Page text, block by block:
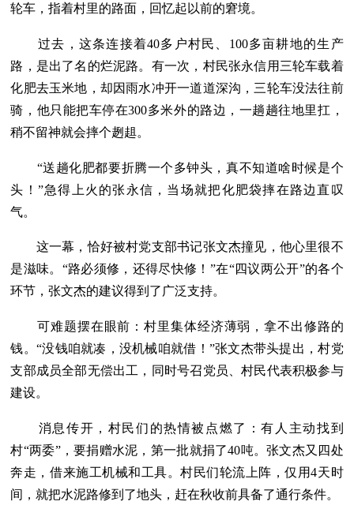
轮车，指着村里的路面，回忆起以前的窘境。
过去，这条连接着40多户村民、100多亩耕地的生产
路，是出了名的烂泥路。有一次，村民张永信用三轮车载着
化肥去玉米地，却因雨水冲开一道道深沟，三轮车没法往前
骑，他只能把车停在300多米外的路边，一趟趟往地里扛，
稍不留神就会摔个趔趄。
“送趟化肥都要折腾一个多钟头，真不知道啥时候是个
头！”急得上火的张永信，当场就把化肥袋摔在路边直叹
气。
这一幕，恰好被村党支部书记张文杰撞见，他心里很不
是滋味。“路必须修，还得尽快修！”在“四议两公开”的各个
环节，张文杰的建议得到了广泛支持。
可难题摆在眼前：村里集体经济薄弱，拿不出修路的
钱。“没钱咱就凑，没机械咱就借！”张文杰带头提出，村党
支部成员全部无偿出工，同时号召党员、村民代表积极参与
建设。
消息传开，村民们的热情被点燃了：有人主动找到
村“两委”，要捐赠水泥，第一批就捐了40吨。张文杰又四处
奔走，借来施工机械和工具。村民们轮流上阵，仅用4天时
间，就把水泥路修到了地头，赶在秋收前具备了通行条件。